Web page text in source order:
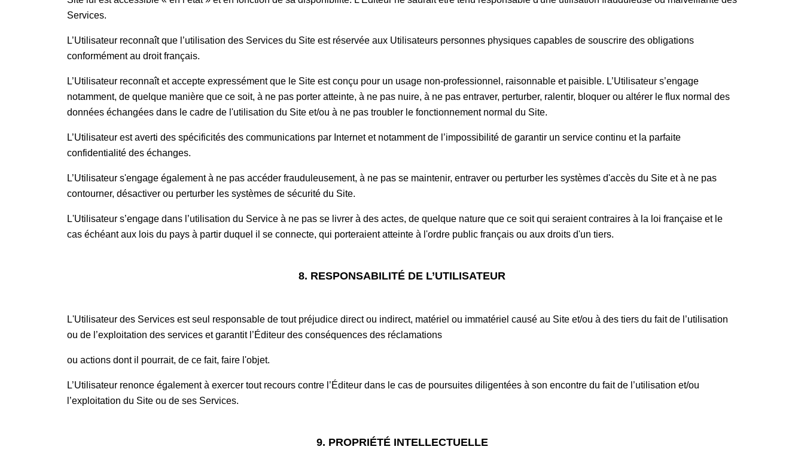
Services.
L’Utilisateur reconnaît que l’utilisation des Services du Site est réservée aux Utilisateurs personnes physiques capables de souscrire des obligations
conformément au droit français.
L’Utilisateur reconnaît et accepte expressément que le Site est conçu pour un usage non-professionnel, raisonnable et paisible. L’Utilisateur s’engage
notamment, de quelque manière que ce soit, à ne pas porter atteinte, à ne pas nuire, à ne pas entraver, perturber, ralentir, bloquer ou altérer le flux normal des
données échangées dans le cadre de l'utilisation du Site et/ou à ne pas troubler le fonctionnement normal du Site.
L’Utilisateur est averti des spécificités des communications par Internet et notamment de l’impossibilité de garantir un service continu et la parfaite
confidentialité des échanges.
L’Utilisateur s'engage également à ne pas accéder frauduleusement, à ne pas se maintenir, entraver ou perturber les systèmes d'accès du Site et à ne pas
contourner, désactiver ou perturber les systèmes de sécurité du Site.
L'Utilisateur s’engage dans l’utilisation du Service à ne pas se livrer à des actes, de quelque nature que ce soit qui seraient contraires à la loi française et le
cas échéant aux lois du pays à partir duquel il se connecte, qui porteraient atteinte à l'ordre public français ou aux droits d'un tiers.
8. RESPONSABILITÉ DE L’UTILISATEUR
L'Utilisateur des Services est seul responsable de tout préjudice direct ou indirect, matériel ou immatériel causé au Site et/ou à des tiers du fait de l’utilisation
ou de l’exploitation des services et garantit l’Éditeur des conséquences des réclamations
ou actions dont il pourrait, de ce fait, faire l'objet.
L’Utilisateur renonce également à exercer tout recours contre l’Éditeur dans le cas de poursuites diligentées à son encontre du fait de l’utilisation et/ou
l’exploitation du Site ou de ses Services.
9. PROPRIÉTÉ INTELLECTUELLE